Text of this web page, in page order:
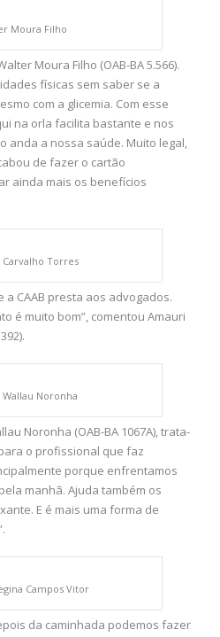
Moura Filho
Moura Filho (OAB-BA 5.566).
físicas sem saber se a
com a glicemia. Com esse
na orla facilita bastante e nos
anda a nossa saúde. Muito legal,
de fazer o cartão
ainda mais os benefícios
Torres
a CAAB presta aos advogados.
é muito bom”, comentou Amauri
Noronha
Noronha (OAB-BA 1067A), trata-
o profissional que faz
porque enfrentamos
manhã. Ajuda também os
E é mais uma forma de
Campos Vitor
da caminhada podemos fazer